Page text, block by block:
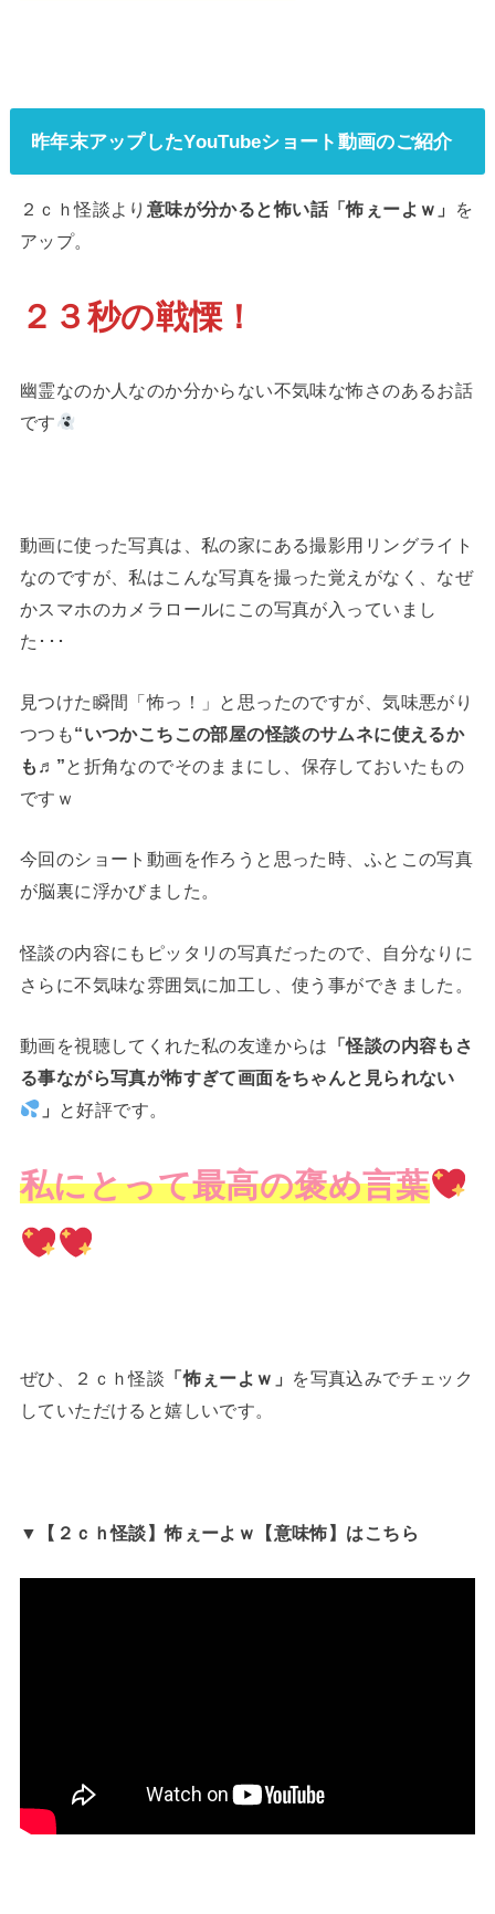
昨年末アップしたYouTubeショート動画のご紹介
２ｃｈ怪談より 意味が分かると怖い話「怖ぇーよｗ」
を
アップ。
２３秒の戦慄 ！
幽霊なのか人なのか分からない不気味な怖さのあるお話
です
動画に使った写真は、私の家にある撮影用リングライト
なのですが、私はこんな写真を撮った覚えがなく、なぜ
かスマホのカメラロールにこの写真が入っていまし
た･･･
見つけた瞬間「怖っ！」と思ったのですが、気味悪がり
つつも“いつかこちこの部屋の怪談のサムネに使えるか
も♬”と折角なのでそのままにし、保存しておいたもの
ですｗ
今回のショート動画を作ろうと思った時、ふとこの写真
が脳裏に浮かびました。
怪談の内容にもピッタリの写真だったので、自分なりに
さらに不気味な雰囲気に加工し、使う事ができました。
動画を視聴してくれた私の友達からは
「怪談の内容もさ
る事ながら写真が怖すぎて画面をちゃんと見られない
」
と好評です。
私にとって最高の褒め言葉
ぜひ、２ｃｈ怪談 「怖ぇーよｗ」
を写真込みでチェック
していただけると嬉しいです。
▼【２ｃｈ怪談】怖ぇーよｗ【意味怖】はこちら